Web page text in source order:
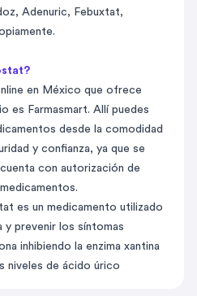
Adenuric, Febuxtat,
en México que ofrece
es Farmasmart. Allí puedes
desde la comodidad
y confianza, ya que se
con autorización de
es un medicamento utilizado
y prevenir los síntomas
inhibiendo la enzima xantina
niveles de ácido úrico